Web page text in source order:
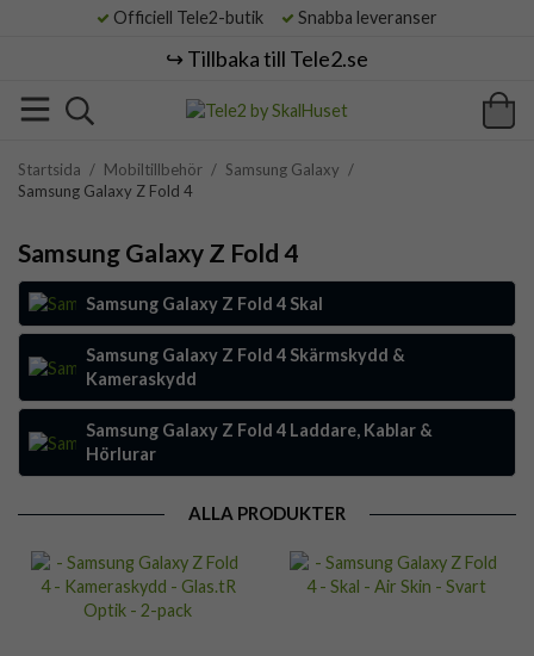
Officiell Tele2-butik Snabba leveranser
↪️ Tillbaka till Tele2.se
Startsida / Mobiltillbehör / Samsung Galaxy /
Samsung Galaxy Z Fold 4
Samsung Galaxy Z Fold 4
Samsung Galaxy Z Fold 4 Skal
Samsung Galaxy Z Fold 4 Skärmskydd &
Kameraskydd
Samsung Galaxy Z Fold 4 Laddare, Kablar &
Hörlurar
ALLA PRODUKTER